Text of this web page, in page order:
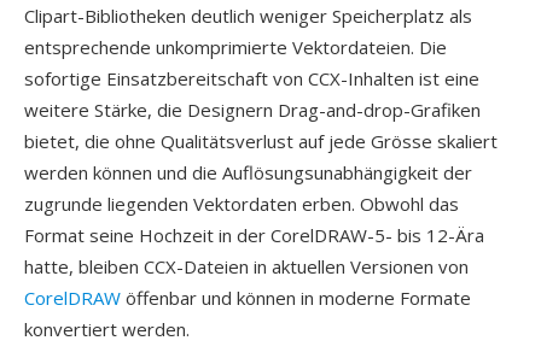
Clipart-Bibliotheken deutlich weniger Speicherplatz als
entsprechende unkomprimierte Vektordateien. Die
sofortige Einsatzbereitschaft von CCX-Inhalten ist eine
weitere Stärke, die Designern Drag-and-drop-Grafiken
bietet, die ohne Qualitätsverlust auf jede Grösse skaliert
werden können und die Auflösungsunabhängigkeit der
zugrunde liegenden Vektordaten erben. Obwohl das
Format seine Hochzeit in der CorelDRAW-5- bis 12-Ära
hatte, bleiben CCX-Dateien in aktuellen Versionen von
CorelDRAW öffenbar und können in moderne Formate
konvertiert werden.